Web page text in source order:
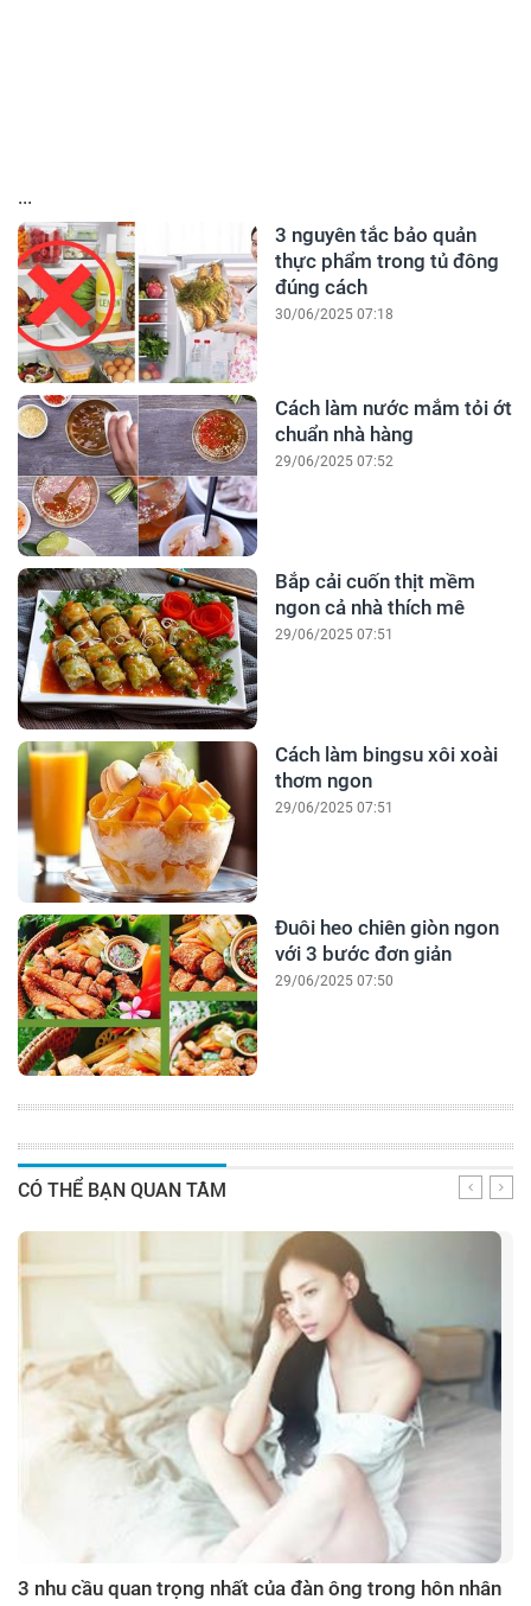
...
3 nguyên tắc bảo quản
thực phẩm trong tủ đông
đúng cách
30/06/2025 07:18
Cách làm nước mắm tỏi ớt
chuẩn nhà hàng
29/06/2025 07:52
Bắp cải cuốn thịt mềm
ngon cả nhà thích mê
29/06/2025 07:51
Cách làm bingsu xôi xoài
thơm ngon
29/06/2025 07:51
Đuôi heo chiên giòn ngon
với 3 bước đơn giản
29/06/2025 07:50
CÓ THỂ BẠN QUAN TÂM
3 nhu cầu quan trọng nhất của đàn ông trong hôn nhân